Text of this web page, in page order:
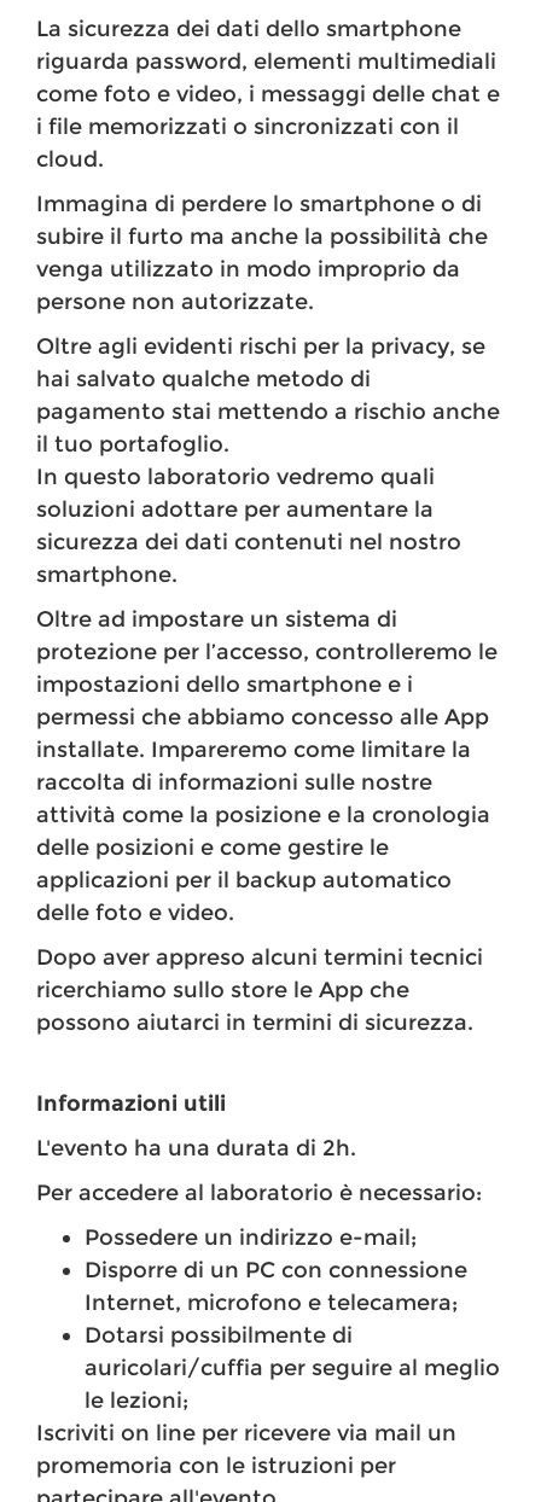
La sicurezza dei dati dello smartphone
riguarda password, elementi multimediali
come foto e video, i messaggi delle chat e
i file memorizzati o sincronizzati con il
cloud.
Immagina di perdere lo smartphone o di
subire il furto ma anche la possibilità che
venga utilizzato in modo improprio da
persone non autorizzate.
Oltre agli evidenti rischi per la privacy, se
hai salvato qualche metodo di
pagamento stai mettendo a rischio anche
il tuo portafoglio.
In questo laboratorio vedremo quali
soluzioni adottare per aumentare la
sicurezza dei dati contenuti nel nostro
smartphone.
Oltre ad impostare un sistema di
protezione per l’accesso, controlleremo le
impostazioni dello smartphone e i
permessi che abbiamo concesso alle App
installate. Impareremo come limitare la
raccolta di informazioni sulle nostre
attività come la posizione e la cronologia
delle posizioni e come gestire le
applicazioni per il backup automatico
delle foto e video.
Dopo aver appreso alcuni termini tecnici
ricerchiamo sullo store le App che
possono aiutarci in termini di sicurezza.
Informazioni utili
L'evento ha una durata di 2h.
Per accedere al laboratorio è necessario:
Possedere un indirizzo e-mail;
Disporre di un PC con connessione
Internet, microfono e telecamera;
Dotarsi possibilmente di
auricolari/cuffia per seguire al meglio
le lezioni;
Iscriviti on line per ricevere via mail un
promemoria con le istruzioni per